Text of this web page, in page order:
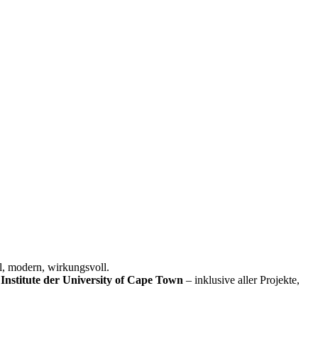
modern, wirkungsvoll.
der University of Cape Town – inklusive aller Projekte,